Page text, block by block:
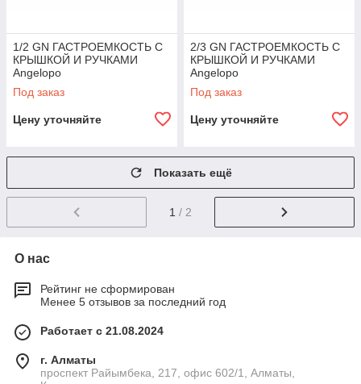
1/2 GN ГАСТРОЕМКОСТЬ С
КРЫШКОЙ И РУЧКАМИ
Angelopo
Под заказ
Цену уточняйте
2/3 GN ГАСТРОЕМКОСТЬ С
КРЫШКОЙ И РУЧКАМИ
Angelopo
Под заказ
Цену уточняйте
Показать ещё
1 / 2
О нас
Рейтинг не сформирован
Менее 5 отзывов за последний год
Работает с 21.08.2024
г. Алматы
проспект Райымбека, 217, офис 602/1, Алматы,